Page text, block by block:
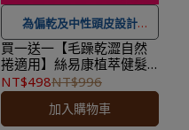
為偏乾及中性頭皮設計
★ 可宅配到府&超商取貨，
全館滿 NT$ 1,500免運費，
另有離島7-11超取服務
買一送一【毛躁乾澀自然
捲適用】絲易康植萃健髮
洗髮精-柔順輕盈 500ml/
瓶x2瓶★效期
2028.08.08★
NT$498NT$996
加入購物車